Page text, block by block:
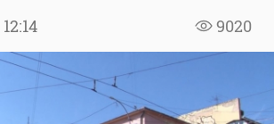
9020
12:14